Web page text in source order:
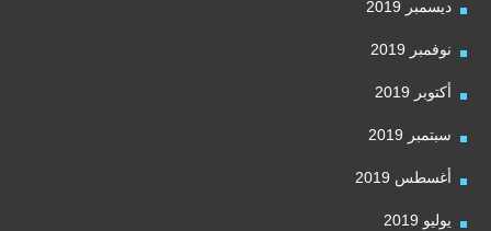
ديسمبر 2019
نوفمبر 2019
أكتوبر 2019
سبتمبر 2019
أغسطس 2019
يوليو 2019